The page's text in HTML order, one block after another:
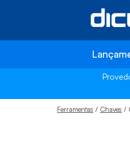
Ferramentas / Chaves /